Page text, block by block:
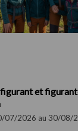
et
07/2026 au 30/08/